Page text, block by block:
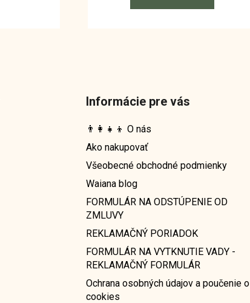
Informácie pre vás
👨‍👩‍👧‍👦 O nás
Ako nakupovať
Všeobecné obchodné podmienky
Waiana blog
FORMULÁR NA ODSTÚPENIE OD
ZMLUVY
REKLAMAČNÝ PORIADOK
FORMULÁR NA VYTKNUTIE VADY -
REKLAMAČNÝ FORMULÁR
Ochrana osobných údajov a poučenie o
cookies